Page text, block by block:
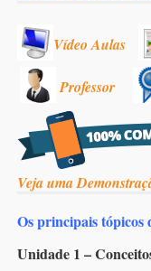
Vídeo Aulas
Professor
Veja uma
Os principais
Unidade 1 –